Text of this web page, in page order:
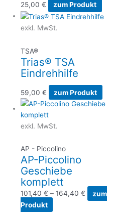
25,00€ zum Produkt
exkl. MwSt.
TSA®
Trias® TSA
Eindrehhilfe
59,00€ zum Produkt
exkl. MwSt.
AP - Piccolino
AP-Piccolino
Geschiebe
komplett
101,40€ –164,40€
zum
Produkt